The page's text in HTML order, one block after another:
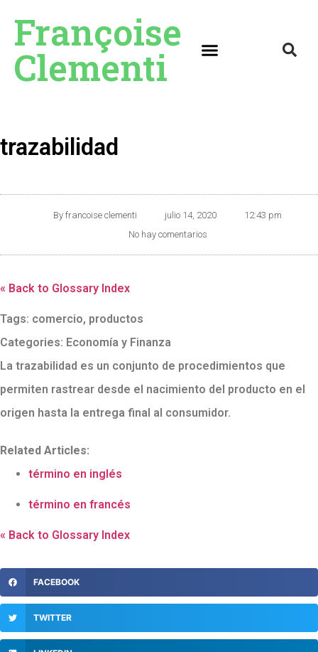
Françoise
Clementi
trazabilidad
By francoise clementi julio 14, 2020
12:43 pm
No hay comentarios
« Back to Glossary Index
Tags: comercio, productos
Categories: Economía y Finanza
La trazabilidad es un conjunto de procedimientos que
permiten rastrear desde el nacimiento del producto en el
origen hasta la entrega final al consumidor.
Related Articles:
término en inglés
término en francés
« Back to Glossary Index
FACEBOOK
TWITTER